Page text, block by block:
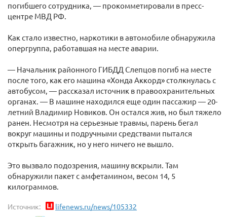
погибшего сотрудника, — прокомметировали в пресс-
центре МВД РФ.
Как стало известно, наркотики в автомобиле обнаружила
опергруппа, работавшая на месте аварии.
— Начальник районного ГИБДД Слепцов погиб на месте
после того, как его машина «Хонда Аккорд» столкнулась с
автобусом, — рассказал источник в правоохранительных
органах. — В машине находился еще один пассажир — 20-
летний Владимир Новиков. Он остался жив, но был тяжело
ранен. Несмотря на серьезные травмы, парень бегал
вокруг машины и подручными средствами пытался
открыть багажник, но у него ничего не вышло.
Это вызвало подозрения, машину вскрыли. Там
обнаружили пакет с амфетамином, весом 14, 5
килограммов.
Источник: lifenews.ru/news/105332